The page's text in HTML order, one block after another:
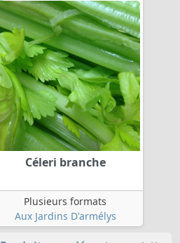
Céleri branche
Plusieurs formats
Aux Jardins D'armélys